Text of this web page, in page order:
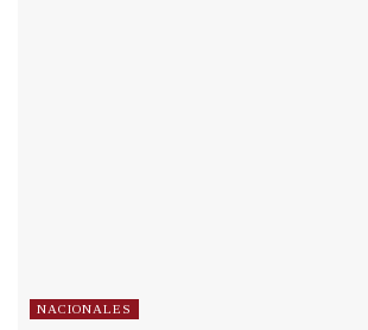
NACIONALES